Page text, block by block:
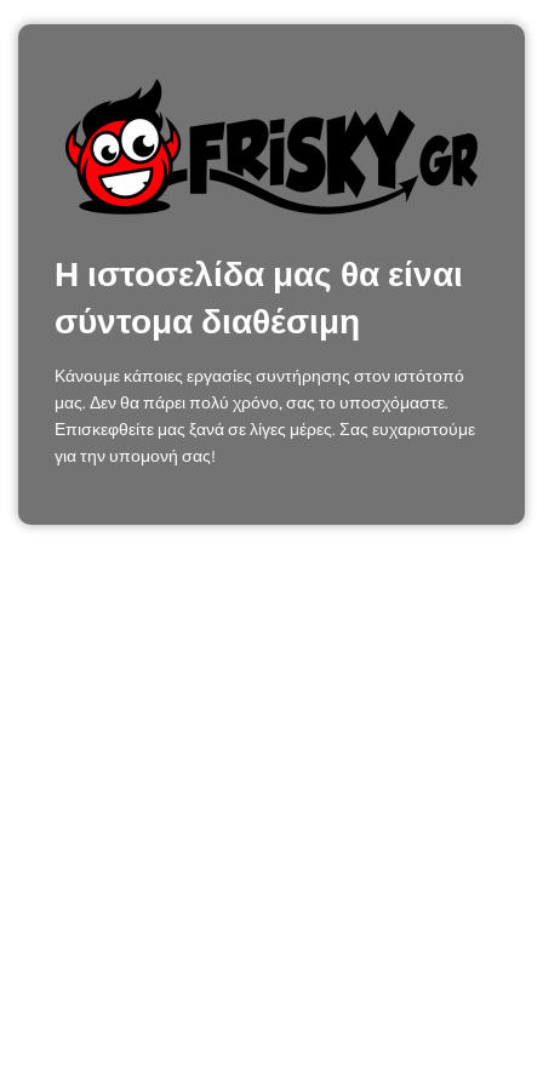
Η ιστοσελίδα μας θα είναι
σύντομα διαθέσιμη
Κάνουμε κάποιες εργασίες συντήρησης στον ιστότοπό
μας. Δεν θα πάρει πολύ χρόνο, σας το υποσχόμαστε.
Επισκεφθείτε μας ξανά σε λίγες μέρες. Σας ευχαριστούμε
για την υπομονή σας!